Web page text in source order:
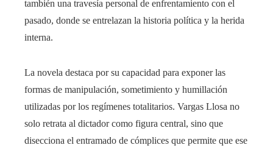
también una travesía personal de enfrentamiento con el
pasado, donde se entrelazan la historia política y la herida
interna.
La novela destaca por su capacidad para exponer las
formas de manipulación, sometimiento y humillación
utilizadas por los regímenes totalitarios. Vargas Llosa no
solo retrata al dictador como figura central, sino que
disecciona el entramado de cómplices que permite que ese